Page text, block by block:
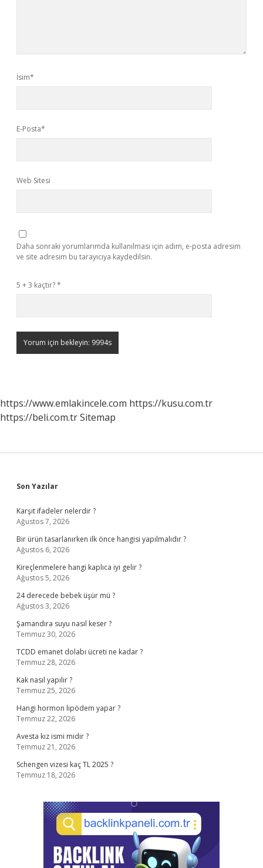
İsim*
E-Posta*
Web Sitesi
Daha sonraki yorumlarımda kullanılması için adım, e-posta adresim
ve site adresim bu tarayıcıya kaydedilsin.
5 + 3 kaçtır?*
https://www.emlakincele.com https://kusu.com.tr
https://beli.com.trSitemap
Sidebar
Son Yazılar
Karşıt ifadeler nelerdir ?
Ağustos 7, 2026
Bir ürün tasarlanırken ilk önce hangisi yapılmalıdır ?
Ağustos 6, 2026
Kireçlenmelere hangi kaplıca iyi gelir ?
Ağustos 5, 2026
24 derecede bebek üşür mü ?
Ağustos 3, 2026
Şamandıra suyu nasıl keser ?
Temmuz 30, 2026
TCDD emanet dolabı ücreti ne kadar ?
Temmuz 28, 2026
Kak nasıl yapılır ?
Temmuz 25, 2026
Hangi hormon lipödem yapar ?
Temmuz 22, 2026
Avesta kız ismi midir ?
Temmuz 21, 2026
Schengen vizesi kaç TL 2025 ?
Temmuz 18, 2026